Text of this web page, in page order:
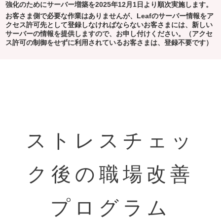
強化のためにサーバー増築を2025年12月1日より順次実施します。
お客さま側で必要な作業はありませんが、Leafのサーバー情報をア
クセス許可先として登録しなければならないお客さまには、新しい
サーバーの情報を提供しますので、お申し付けください。（アクセ
ス許可の制御をせずに利用されているお客さまは、登録不要です）
ストレスチェッ
ク後の職場改善
プログラム